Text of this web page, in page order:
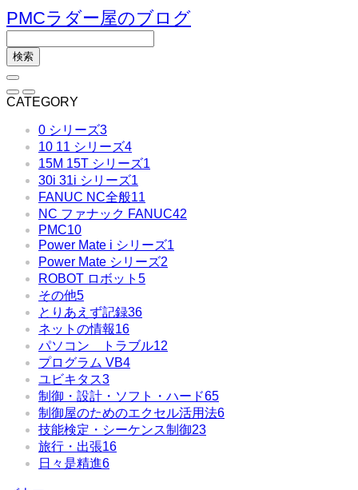
PMCラダー屋のブログ
CATEGORY
0 シリーズ3
10 11 シリーズ4
15M 15T シリーズ1
30i 31i シリーズ1
FANUC NC全般11
NC ファナック FANUC42
PMC10
Power Mate i シリーズ1
Power Mate シリーズ2
ROBOT ロボット 5
その他5
とりあえず記録36
ネットの情報16
パソコン トラブル12
プログラム VB4
ユビキタス3
制御・設計・ソフト・ハード65
制御屋のためのエクセル活用法6
技能検定・シーケンス制御23
旅行・出張16
日々是精進6